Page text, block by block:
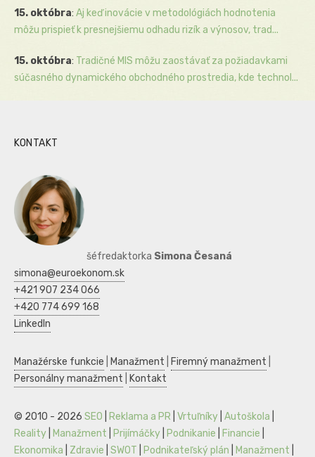
15. októbra: Aj keď inovácie v metodológiách hodnotenia
môžu prispieť k presnejšiemu odhadu rizík a výnosov, trad...
15. októbra: Tradičné MIS môžu zaostávať za požiadavkami
súčasného dynamického obchodného prostredia, kde technol...
KONTAKT
šéfredaktorka Simona Česaná
simona@euroekonom.sk
+421 907 234 066
+420 774 699 168
LinkedIn
Manažérske funkcie Manažment Firemný manažment
Personálny manažment
Kontakt
© 2010 - 2026 SEO Reklama a PR Vrtuľníky Autoškola
Reality
Manažment Prijímáčky Podnikanie Financie
Ekonomika
Zdravie SWOT Podnikateľský plán Manažment